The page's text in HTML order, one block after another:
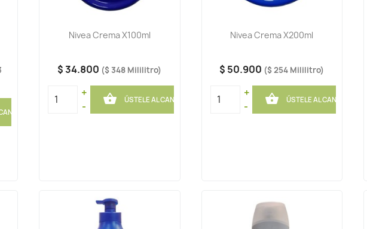
Nivea Crema X100ml
$ 34.800 ($ 348 Mililitro)
+
-
 ÚSTELE AL CANASTO
Nivea Crema X200ml
$ 50.900 ($ 254 Mililitro)
+
-
 ÚSTELE AL CANASTO